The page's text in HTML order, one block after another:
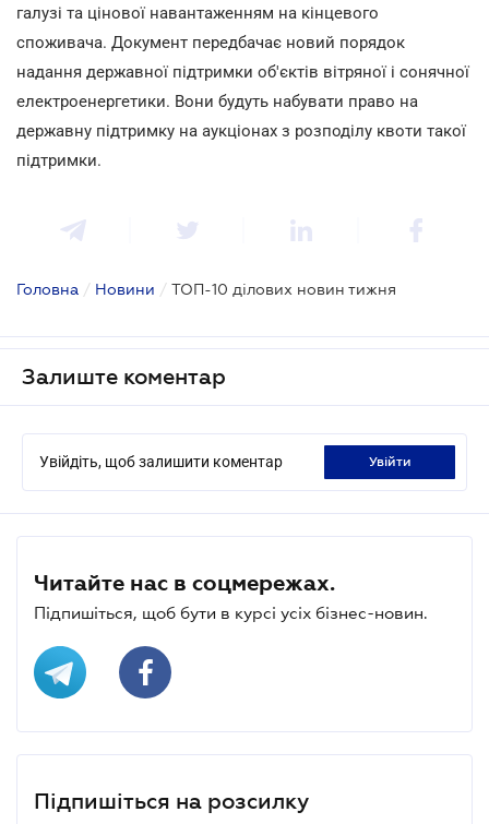
галузі та цінової навантаженням на кінцевого
споживача. Документ передбачає новий порядок
надання державної підтримки об'єктів вітряної і сонячної
електроенергетики. Вони будуть набувати право на
державну підтримку на аукціонах з розподілу квоти такої
підтримки.
Головна / Новини / ТОП-10 ділових новин тижня
Залиште коментар
Увійдіть, щоб залишити коментар увійти
Читайте нас в соцмережах.
Підпишіться, щоб бути в курсі усіх бізнес-новин.
Підпишіться на розсилку